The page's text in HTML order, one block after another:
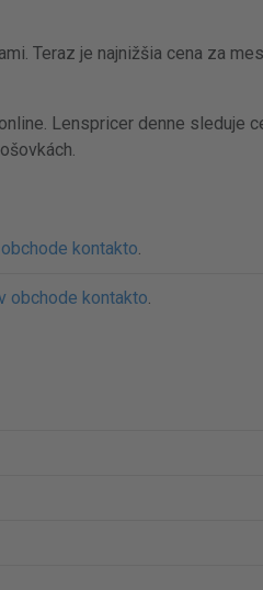
Teraz je najnižšia cena za
Lenspricer denne sleduje
kontakto.
obchode kontakto.